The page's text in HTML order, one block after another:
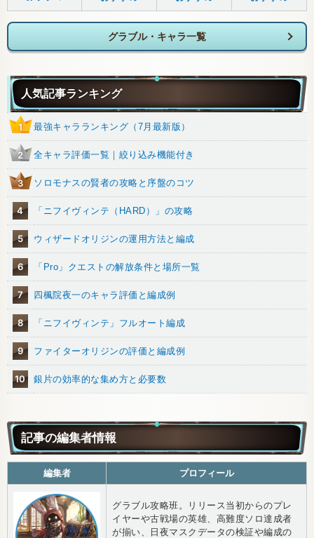
グラブル・キャラ一覧
人気記事ランキング
1 最強キャラランキング（7月最新版）
2 全キャラ評価一覧｜絞り込み機能付き
3 ソロモナスの賢者の攻略と序盤のコツ
4 「ニフイヴィンテ（HARD）」の攻略
5 ウィザードオリジンの運用方法と編成
6 「Pro」クエストの解放条件と場所一覧
7 四楓院夜一のキャラ評価と編成例
8 「ニフイヴィンテ」フルオート編成
9 ファイターオリジンの評価と編成例
10 銀片の効率的な集め方と必要数
記事の編集者情報
編集者 プロフィール
グラブル攻略班。リリース当初からのプレ
イヤーや古戦場の英雄、高難度ソロ達成者
が揃い、日夜マスクデータの検証や編成の